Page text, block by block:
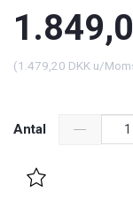
(1.479,20 DKK u/
Antal